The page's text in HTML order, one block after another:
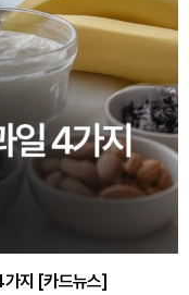
가지 [카드뉴스]